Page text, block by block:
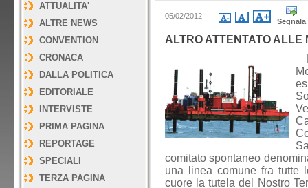
ATTUALITA'
ALTRE NEWS
CONVENTION
CRONACA
DALLA POLITICA
EDITORIALE
INTERVISTE
PRIMA PAGINA
REPORTAGE
SPECIALI
TERZA PAGINA
05/02/2012
Segnala
ALTRO ATTENTATO ALLE
comitato spontaneo
una linea comune fra tutte
cuore la tutela del Nostro